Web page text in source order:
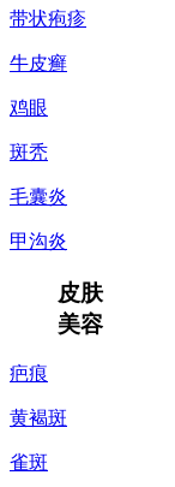
带状疱疹
牛皮癣
鸡眼
斑秃
毛囊炎
甲沟炎
皮肤
美容
疤痕
黄褐斑
雀斑